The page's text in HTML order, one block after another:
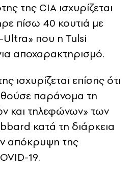
της CIA ισχυρίζεται
πίσω 40 κουτιά με
Ultra» που η Tulsi
αποχαρακτηρισμό.
ισχυρίζεται επίσης ότι
παράνομα τη
και τηλεφώνων» των
κατά τη διάρκεια
απόκρυψη της
19.